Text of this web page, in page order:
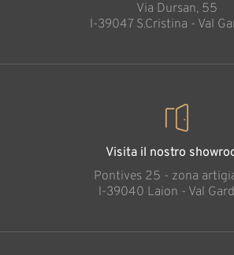
Via Dursan, 55
l-39047 S.Cristina - Val
Visita il nostro
Pontives 25 - zona
l-39040 Laion - Val